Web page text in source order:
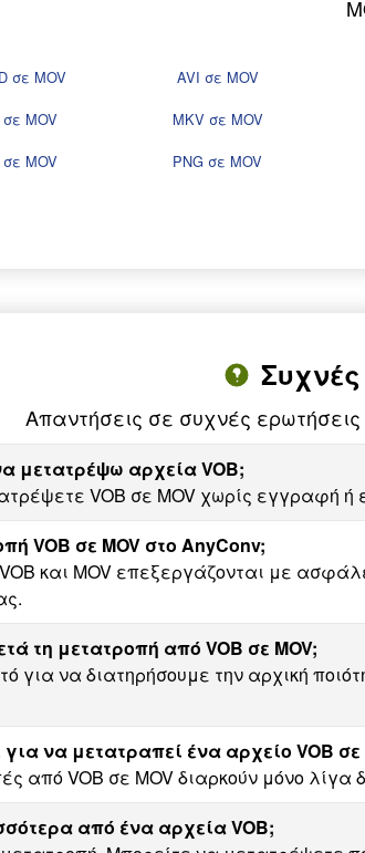
σε MOV AVI σε MOV
MOV MKV σε MOV
MOV PNG σε MOV
Απαντήσεις σε συχνές
μετατρέψω αρχεία VOB;
VOB σε MOV χωρίς εγγραφή ή
VOB σε MOV στο AnyConv;
και MOV επεξεργάζονται με
τη μετατροπή από VOB σε MOV;
για να διατηρήσουμε την αρχική
να μετατραπεί ένα αρχείο VOB σε
από VOB σε MOV διαρκούν μόνο
από ένα αρχεία VOB;